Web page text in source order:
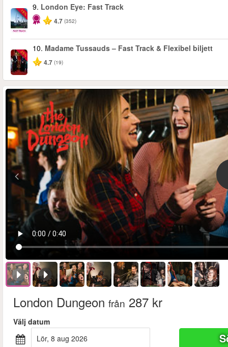
-15%
9. London Eye: Fast Track
4.7 (352)
-25%
10. Madame Tussauds – Fast Track & Flexibel biljett
4.7 (19)
London Dungeon från 287 kr
Välj datum
lör, 8 aug 2026